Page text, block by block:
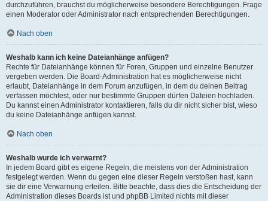
durchzuführen, brauchst du möglicherweise besondere Berechtigungen. Frage
einen Moderator oder Administrator nach entsprechenden Berechtigungen.
Nach oben
Weshalb kann ich keine Dateianhänge anfügen?
Rechte für Dateianhänge können für Foren, Gruppen und einzelne Benutzer
vergeben werden. Die Board-Administration hat es möglicherweise nicht
erlaubt, Dateianhänge in dem Forum anzufügen, in dem du deinen Beitrag
verfassen möchtest, oder nur bestimmte Gruppen dürfen Dateien hochladen.
Du kannst einen Administrator kontaktieren, falls du dir nicht sicher bist, wieso
du keine Dateianhänge anfügen kannst.
Nach oben
Weshalb wurde ich verwarnt?
In jedem Board gibt es eigene Regeln, die meistens von der Administration
festgelegt werden. Wenn du gegen eine dieser Regeln verstoßen hast, kann
sie dir eine Verwarnung erteilen. Bitte beachte, dass dies die Entscheidung der
Administration dieses Boards ist und phpBB Limited nichts mit dieser